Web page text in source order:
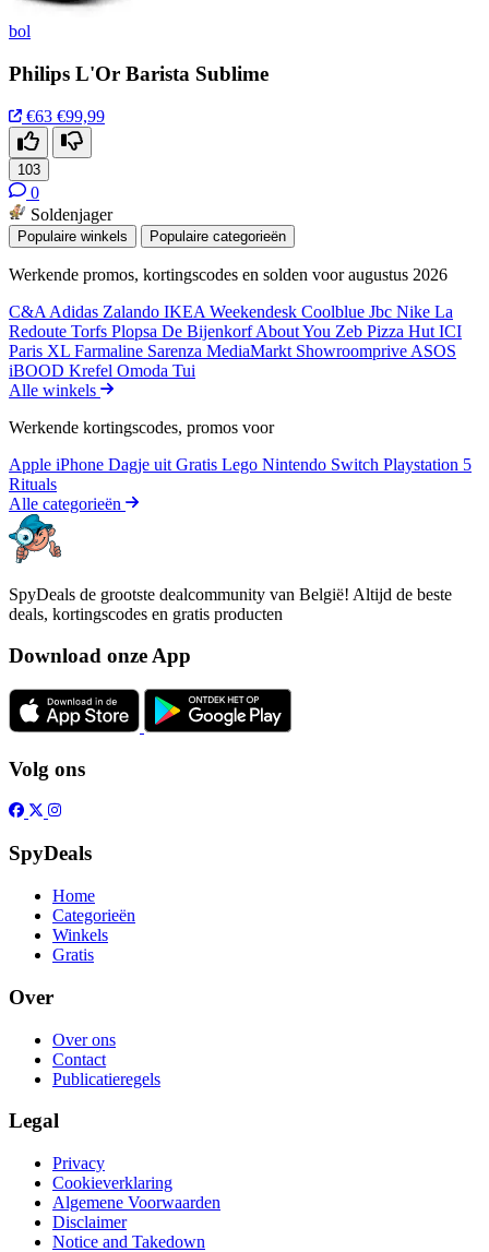
bol
Philips L'Or Barista Sublime
€63 €99,99
103
0
Soldenjager
Populaire winkels Populaire categorieën
Werkende promos, kortingscodes en solden voor augustus 2026
C&A Adidas Zalando IKEA Weekendesk Coolblue Jbc Nike La
Redoute Torfs Plopsa De BijenkorfAbout You Zeb Pizza Hut ICI
Paris XL Farmaline Sarenza MediaMarkt Showroomprive ASOS
iBOOD Krefel Omoda Tui
Alle winkels
Werkende kortingscodes, promos voor
Apple iPhone Dagje uit Gratis Lego Nintendo Switch Playstation 5
Rituals
Alle categorieën
SpyDeals de grootste dealcommunity van België! Altijd de beste
deals, kortingscodes en gratis producten
Download onze App
Volg ons
SpyDeals
Home
Categorieën
Winkels
Gratis
Over
Over ons
Contact
Publicatieregels
Legal
Privacy
Cookieverklaring
Algemene Voorwaarden
Disclaimer
Notice and Takedown